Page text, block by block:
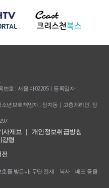
호 : 서울 아02205ㅣ등록일자 :
년보호책임자 : 장지동 | 고충처리인: 장
사제보
개인정보취급방침
강령
전
를 받은바, 무단 전재ㆍ복사ㆍ배포 등을